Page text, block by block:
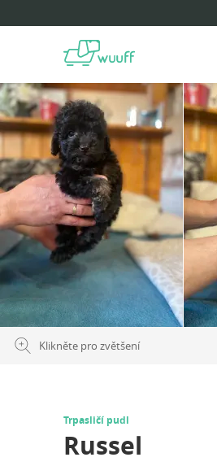
Klikněte pro zvětšení
Trpasličí pudl
Russel